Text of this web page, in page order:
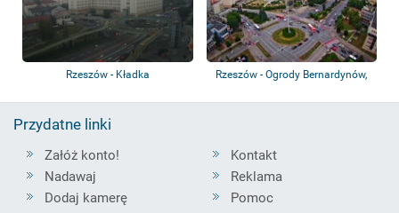
Rzeszów - Kładka
Rzeszów - Ogrody Bernardynów,
Przydatne linki
Załóż konto!
Nadawaj
Dodaj kamerę
Kontakt
Reklama
Pomoc